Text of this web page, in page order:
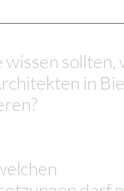
wissen sollten,
in